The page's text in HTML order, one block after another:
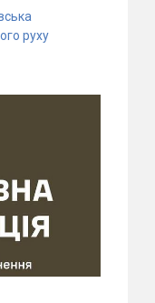
руху